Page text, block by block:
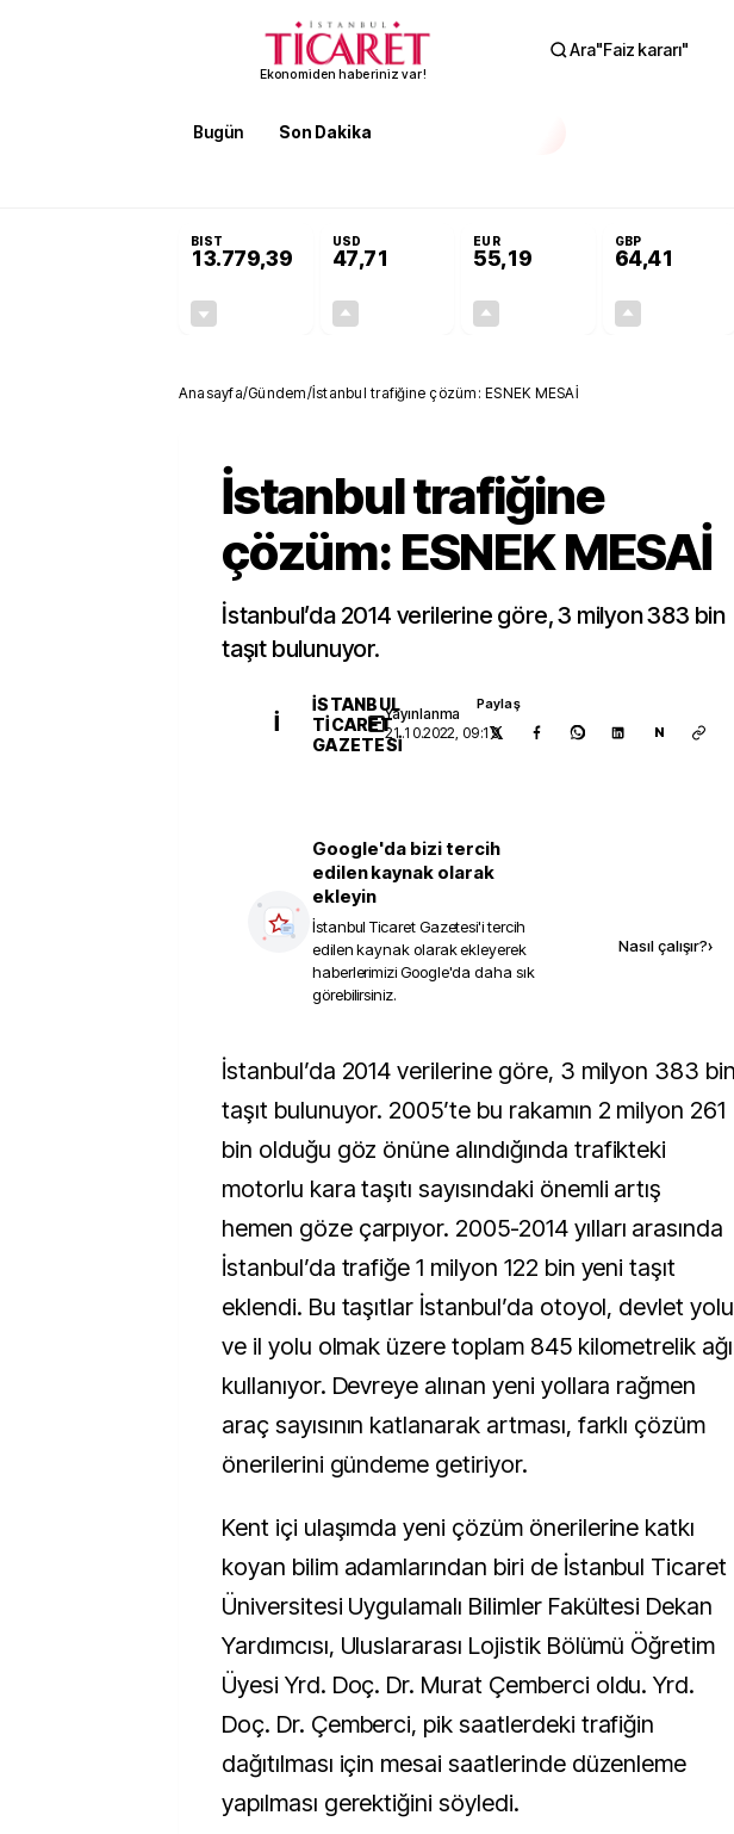
Ekonomiden haberiniz var!
Ara"Faiz kararı"
Bugün Son Dakika
BIST
13.779,39
USD
47,71
EUR
55,19
GBP
64,41
Anasayfa/Gündem/İstanbul trafiğine çözüm: ESNEK MESAİ
İstanbul trafiğine
çözüm: ESNEK MESAİ
İstanbul’da 2014 verilerine göre, 3 milyon 383 bin
taşıt bulunuyor.
İ
İSTANBUL
TICARET
GAZETESI
Yayınlanma
21.10.2022, 09:19
Paylaş
N
Google'da bizi tercih
edilen kaynak olarak
ekleyin
İstanbul Ticaret Gazetesi'i tercih
edilen kaynak olarak ekleyerek
haberlerimizi Google'da daha sık
görebilirsiniz.
Nasıl çalışır?›
İstanbul’da 2014 verilerine göre, 3 milyon 383 bin
taşıt bulunuyor. 2005’te bu rakamın 2 milyon 261
bin olduğu göz önüne alındığında trafikteki
motorlu kara taşıtı sayısındaki önemli artış
hemen göze çarpıyor. 2005-2014 yılları arasında
İstanbul’da trafiğe 1 milyon 122 bin yeni taşıt
eklendi. Bu taşıtlar İstanbul’da otoyol, devlet yolu
ve il yolu olmak üzere toplam 845 kilometrelik ağı
kullanıyor. Devreye alınan yeni yollara rağmen
araç sayısının katlanarak artması, farklı çözüm
önerilerini gündeme getiriyor.
Kent içi ulaşımda yeni çözüm önerilerine katkı
koyan bilim adamlarından biri de İstanbul Ticaret
Üniversitesi Uygulamalı Bilimler Fakültesi Dekan
Yardımcısı, Uluslararası Lojistik Bölümü Öğretim
Üyesi Yrd. Doç. Dr. Murat Çemberci oldu. Yrd.
Doç. Dr. Çemberci, pik saatlerdeki trafiğin
dağıtılması için mesai saatlerinde düzenleme
yapılması gerektiğini söyledi.